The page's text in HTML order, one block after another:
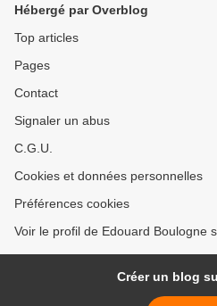
Hébergé par Overblog
Top articles
Pages
Contact
Signaler un abus
C.G.U.
Cookies et données personnelles
Préférences cookies
Voir le profil de Edouard Boulogne
Créer un blog